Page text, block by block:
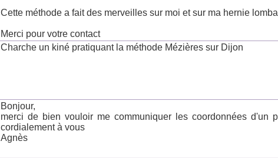
Cette méthode a fait des merveilles sur moi et sur ma hernie
Merci pour votre contact
Charche un kiné pratiquant la méthode Mézières sur Dijon
Bonjour,
merci de bien vouloir me communiquer les coordonnées d'un
cordialement à vous
Agnès